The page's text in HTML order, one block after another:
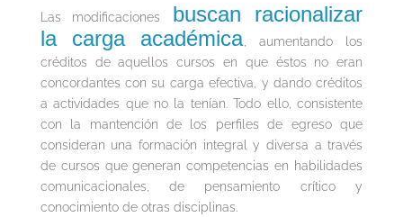
Las modificaciones
buscan racionalizar
la carga académica, aumentando los
créditos de aquellos cursos en que éstos no eran
concordantes con su carga efectiva, y dando créditos
a actividades que no la tenían. Todo ello, consistente
con la mantención de los perfiles de egreso que
consideran una formación integral y diversa a través
de cursos que generan competencias en habilidades
comunicacionales, de pensamiento crítico y
conocimiento de otras disciplinas.